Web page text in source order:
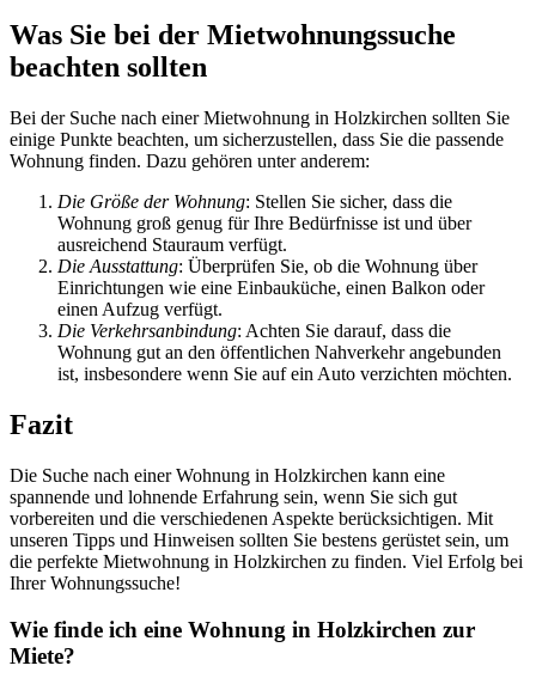
Was Sie bei der Mietwohnungssuche
beachten sollten
Bei der Suche nach einer Mietwohnung in Holzkirchen sollten Sie
einige Punkte beachten, um sicherzustellen, dass Sie die passende
Wohnung finden. Dazu gehören unter anderem:
Die Größe der Wohnung: Stellen Sie sicher, dass die
Wohnung groß genug für Ihre Bedürfnisse ist und über
ausreichend Stauraum verfügt.
Die Ausstattung: Überprüfen Sie, ob die Wohnung über
Einrichtungen wie eine Einbauküche, einen Balkon oder
einen Aufzug verfügt.
Die Verkehrsanbindung: Achten Sie darauf, dass die
Wohnung gut an den öffentlichen Nahverkehr angebunden
ist, insbesondere wenn Sie auf ein Auto verzichten möchten.
Fazit
Die Suche nach einer Wohnung in Holzkirchen kann eine
spannende und lohnende Erfahrung sein, wenn Sie sich gut
vorbereiten und die verschiedenen Aspekte berücksichtigen. Mit
unseren Tipps und Hinweisen sollten Sie bestens gerüstet sein, um
die perfekte Mietwohnung in Holzkirchen zu finden. Viel Erfolg bei
Ihrer Wohnungssuche!
Wie finde ich eine Wohnung in Holzkirchen zur
Miete?